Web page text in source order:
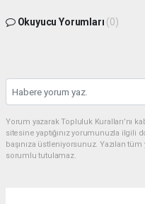
Okuyucu Yorumları (0)
Yorum yazarak Topluluk Kuralları’nı
sitesine yaptığınız yorumunuzla ilgili
başınıza üstleniyorsunuz. Yazılan
sorumlu tutulamaz.